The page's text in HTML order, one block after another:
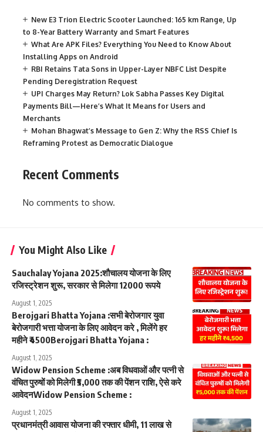
New E3 Trion Electric Scooter Launched: 165 km Range, Up
to 8-Year Battery Warranty and Smart Features
What Are APK Files? Everything You Need to Know About
Installing Apps on Android
RBI Retains Tata Sons in Upper-Layer NBFC List Despite
Pending Deregistration Request
UPI Charges May Return? Lok Sabha Passes Key Digital
Payments Bill—Here’s What It Means for Users and
Merchants
Mohan Bhagwat’s Message to Gen Z: Why the RSS Chief Is
Reframing Protest as Democratic Dialogue
Recent Comments
No comments to show.
You Might Also Like
Sauchalay Yojana 2025:शौचालय योजना के लिए
रजिस्ट्रेशन शुरू, सरकार से मिलेगा 12000 रूपये
August 1, 2025
Berojgari Bhatta Yojana :सभी बेरोजगार युवा
बेरोजगारी भत्ता योजना के लिए आवेदन करे , मिलेंगे हर
महीने ₹4500Berojgari Bhatta Yojana :
August 1, 2025
Widow Pension Scheme :अब विधवाओं और पत्नी से
वंचित पुरुषों को मिलेगी ₹5,000 तक की पेंशन राशि, ऐसे करे
आवेदनWidow Pension Scheme :
August 1, 2025
प्रधानमंत्री आवास योजना की रफ्तार धीमी, 11 लाख से